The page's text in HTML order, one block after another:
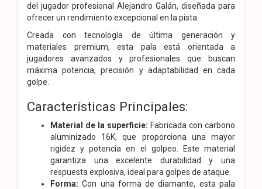
del jugador profesional Alejandro Galán, diseñada para
ofrecer un rendimiento excepcional en la pista.
Creada con tecnología de última generación y
materiales premium, esta pala está orientada a
jugadores avanzados y profesionales que buscan
máxima potencia, precisión y adaptabilidad en cada
golpe.
Características Principales:
Material de la superficie: Fabricada con carbono
aluminizado 16K, que proporciona una mayor
rigidez y potencia en el golpeo.
Este material
garantiza una excelente durabilidad y una
respuesta explosiva, ideal para golpes de ataque.
Forma: Con una forma de diamante, esta pala